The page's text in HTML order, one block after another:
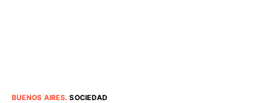
BUENOS AIRES.SOCIEDAD